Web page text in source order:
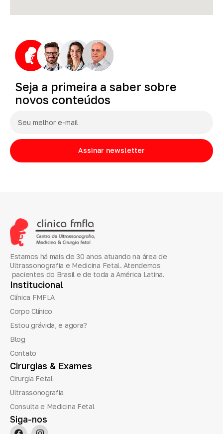
Seja a primeira a saber sobre
novos conteúdos
Assinar newsletter
Estamos há mais de 30 anos atuando na área de
Ultrassonografia e Medicina Fetal. Atendemos
pacientes do Brasil e de toda a América Latina.
Institucional
Clínica FMFLA
Corpo Clínico
Estou grávida, e agora?
Blog
Contato
Cirurgias & Exames
Cirurgia Fetal
Ultrassonografia
Consulta e Medicina Fetal
Siga-nos